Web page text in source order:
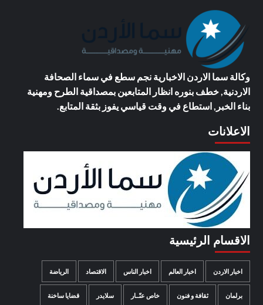
وكالة سما الاردن الاخباريةنجم سطع في سماء الصحافة
الاردنية, خطف بنوره انظار المتابعين بمصداقية الطرح ومهنية
بناء الخبر, استطاع في وقت قياسي يفوز بثقة المتابع.
الاعلانات
الاقسام الرئيسية
اخبار الاردن اخبار العالم اخبار الناس الاقتصاد الرياضة
برلمان ثقافة و فنون خاص عنّــار سلايدر قضايا ساخنة